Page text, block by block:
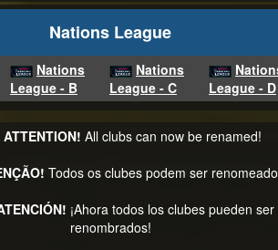
Nations League
Nations
League - B
Nations
League - C
League - D
All clubs can now be renamed!
Todos os clubes podem ser
¡Ahora todos los clubes pueden ser
renombrados!